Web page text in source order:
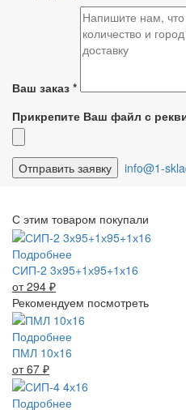
Ваш заказ *
Прикрепите Ваш файл с
info@1-
С этим товаром покупали
Подробнее
СИП-2 3х95+1х95+1х16
от 294 ₽
Рекомендуем посмотреть
Подробнее
ПМЛ 10х16
от 67 ₽
Подробнее